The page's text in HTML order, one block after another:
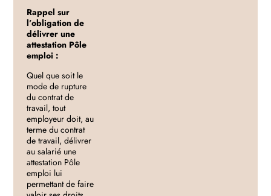
Rappel sur
l’obligation de
délivrer une
attestation Pôle
emploi :
Quel que soit le
mode de rupture
du contrat de
travail, tout
employeur doit, au
terme du contrat
de travail, délivrer
au salarié une
attestation Pôle
emploi lui
permettant de faire